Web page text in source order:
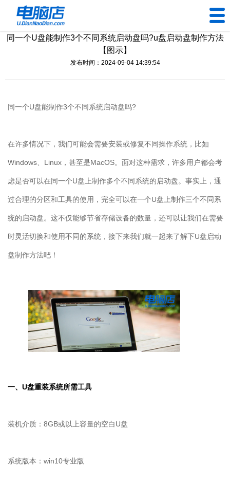
U盘工具
电脑问题
同一个U盘能制作3个不同系统启动盘吗?u盘启动盘制作方法
【图示】
发布时间：2024-09-04 14:39:54
同一个U盘能制作3个不同系统启动盘吗?
在许多情况下，我们可能会需要安装或修复不同操作系统，比如
Windows Linux ，甚至是MacOS。面对这种需求，许多用户都会考
虑是否可以在同一个U盘上制作多个不同系统的启动盘。事实上，通
过合理的分区和工具的使用，完全可以在一个U盘上制作三个不同系
统的启动盘。这不仅能够节省存储设备的数量，还可以让我们在需要
时灵活切换和使用不同的系统，接下来我们就一起来了解下U盘启动
盘制作方法吧！
一、 U盘重装系统所需工具
装机介质：8GB或以上容量的空白U盘
系统版本：win10专业版